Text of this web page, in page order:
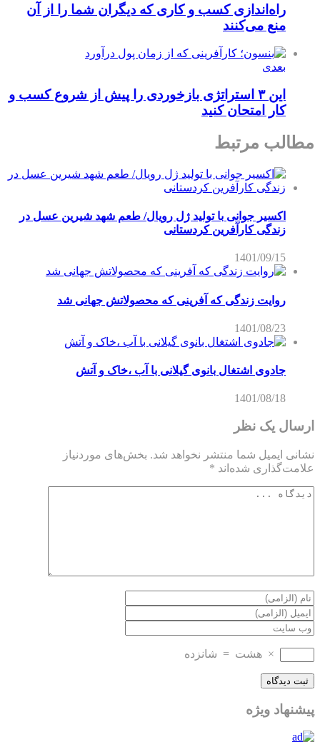
راه‌اندازی کسب و کاری که دیگران شما را از آن
منع می‌کنند
بعدی
این ۳ استراتژی بازخوردی را پیش از شروع کسب و
کار امتحان کنید
مطالب مرتبط
اکسیر جوانی با تولید ژل رویال/ طعم شهد شیرین عسل‌ در
زندگی کارآفرین کردستانی
1401/09/15
روایت زندگی که آفرینی که محصولاتش جهانی شد
1401/08/23
جادوی اشتغال بانوی گیلانی با آب ،خاک و آتش
1401/08/18
ارسال یک نظر
نشانی ایمیل شما منتشر نخواهد شد. بخش‌های موردنیاز
علامت‌گذاری شده‌اند *
× هشت = شانزده
پیشنهاد ویژه